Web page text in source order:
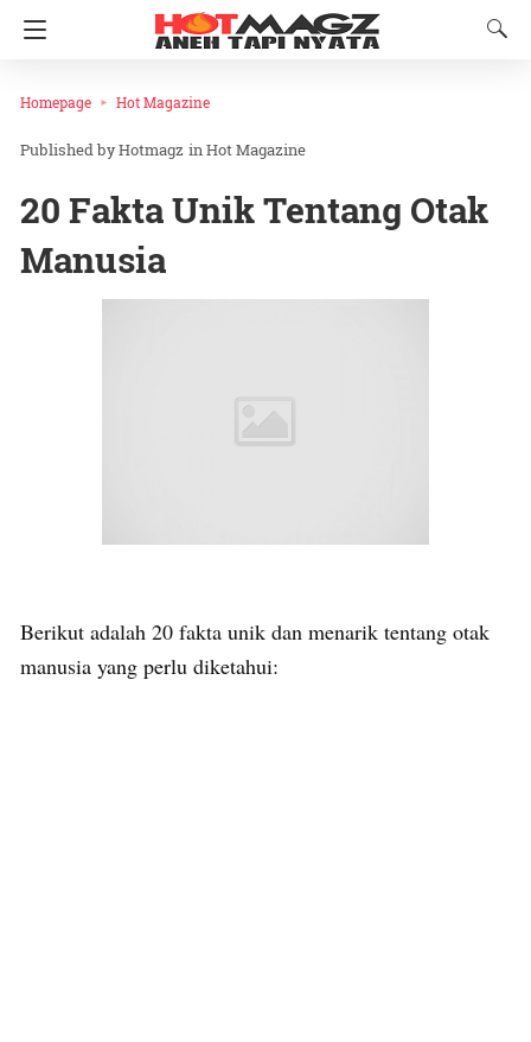
Homepage Hot Magazine
Hotmagz inHot Magazine
20 Fakta Unik Tentang Otak
Manusia
Berikut adalah 20 fakta unik dan menarik tentang otak
manusia yang perlu diketahui: